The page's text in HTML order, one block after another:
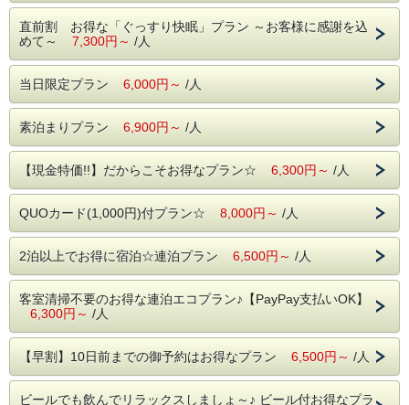
直前割 お得な「ぐっすり快眠」プラン ～お客様に感謝を込
めて～ 7,300円～ /人
当日限定プラン 6,000円～ /人
素泊まりプラン 6,900円～ /人
【現金特価!!】だからこそお得なプラン☆ 6,300円～ /人
QUOカード(1,000円)付プラン☆ 8,000円～ /人
2泊以上でお得に宿泊☆連泊プラン 6,500円～ /人
客室清掃不要のお得な連泊エコプラン♪【PayPay支払いOK】
6,300円～ /人
【早割】10日前までの御予約はお得なプラン 6,500円～ /人
ビールでも飲んでリラックスしましょ～♪ ビール付お得なプラ